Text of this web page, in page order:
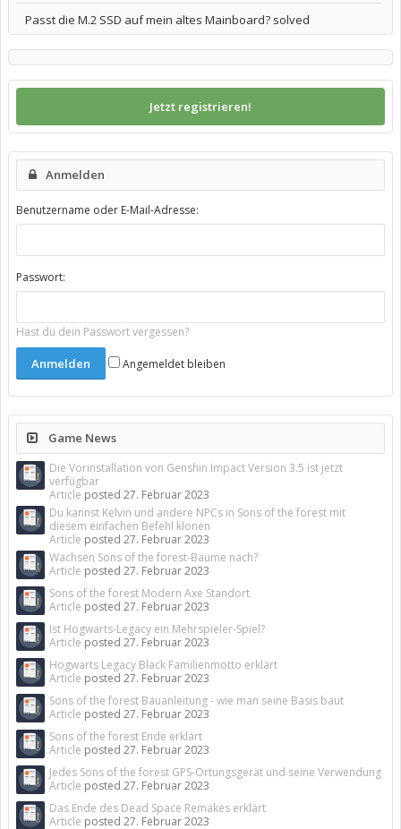
Passt die M.2 SSD auf mein altes Mainboard? solved
Jetzt registrieren!
Anmelden
Benutzername oder E-Mail-Adresse:
Passwort:
Hast du dein Passwort vergessen?
Angemeldet bleiben
Game News
Die Vorinstallation von Genshin Impact Version 3.5 ist jetzt
verfügbar
Article posted 27. Februar 2023
Du kannst Kelvin und andere NPCs in Sons of the forest mit
diesem einfachen Befehl klonen
Article posted 27. Februar 2023
Wachsen Sons of the forest-Bäume nach?
Article posted 27. Februar 2023
Sons of the forest Modern Axe Standort
Article posted 27. Februar 2023
Ist Hogwarts-Legacy ein Mehrspieler-Spiel?
Article posted 27. Februar 2023
Hogwarts Legacy Black Familienmotto erklärt
Article posted 27. Februar 2023
Sons of the forest Bauanleitung - wie man seine Basis baut
Article posted 27. Februar 2023
Sons of the forest Ende erklärt
Article posted 27. Februar 2023
Jedes Sons of the forest GPS-Ortungsgerät und seine Verwendung
Article posted 27. Februar 2023
Das Ende des Dead Space Remakes erklärt
Article posted 27. Februar 2023